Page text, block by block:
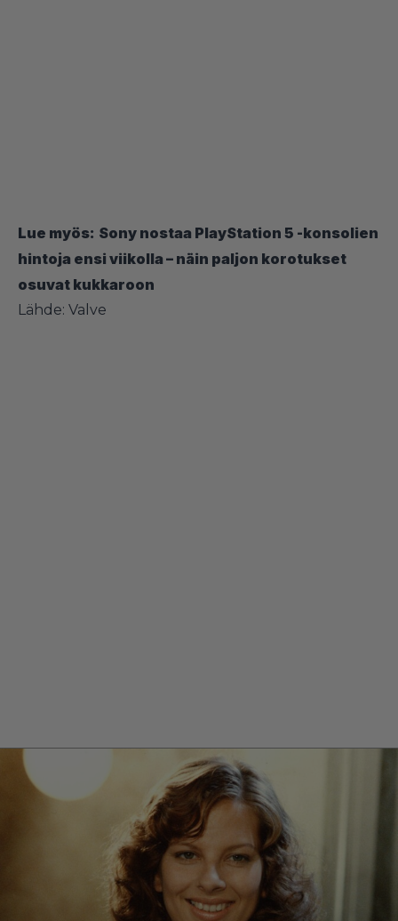
Lue myös: Sony nostaa PlayStation 5 -konsolien
hintoja ensi viikolla – näin paljon korotukset
osuvat kukkaroon
Lähde: Valve